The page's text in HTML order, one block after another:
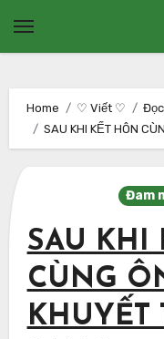
Home ♡ Viết ♡
SAU KHI KẾT HÔN
Đam
SAU KHI
CÙNG
KHUYẾT